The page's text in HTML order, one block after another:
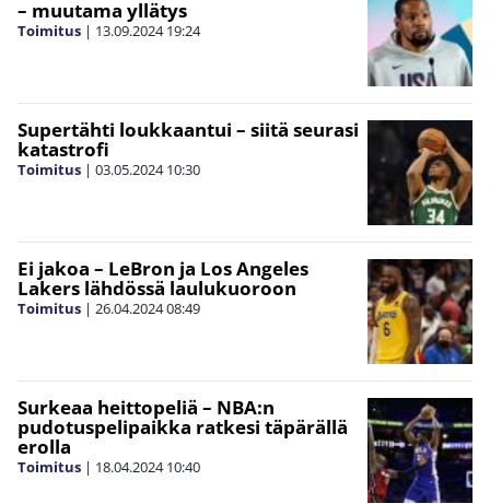
– muutama yllätys
Toimitus | 13.09.2024 19:24
Supertähti loukkaantui – siitä seurasi
katastrofi
Toimitus | 03.05.2024 10:30
Ei jakoa – LeBron ja Los Angeles
Lakers lähdössä laulukuoroon
Toimitus | 26.04.202408:49
Surkeaa heittopeliä – NBA:n
pudotuspelipaikka ratkesi täpärällä
erolla
Toimitus | 18.04.2024 10:40